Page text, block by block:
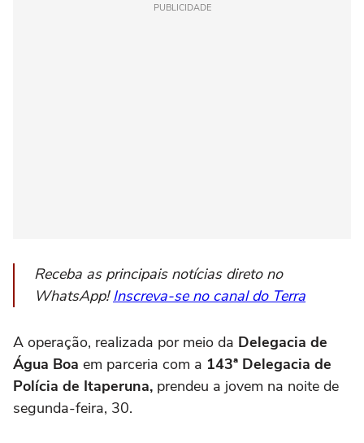
PUBLICIDADE
Receba as principais notícias direto no
WhatsApp!Inscreva-se no canal do Terra
A operação, realizada por meio da Delegacia de
Água Boa em parceria com a 143ª Delegacia de
Polícia de Itaperuna, prendeu a jovem na noite de
segunda-feira, 30.